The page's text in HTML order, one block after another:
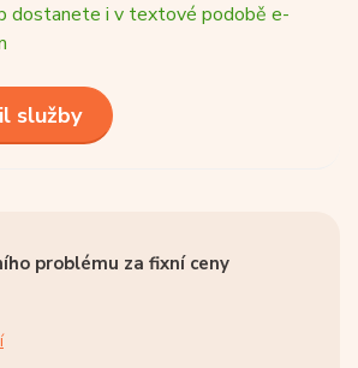
dostanete i v textové podobě e-
služby
problému za fixní ceny